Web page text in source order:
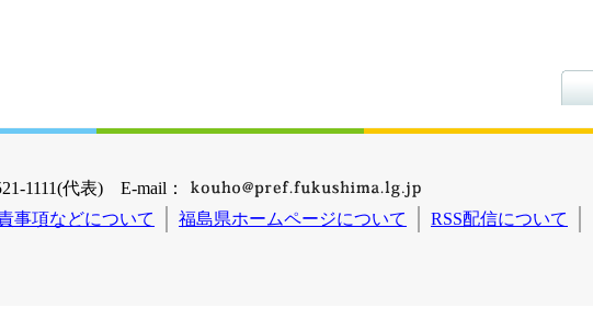
1111(代表) E-mail：
事項などについて 福島県ホームページについて
RSS配信について